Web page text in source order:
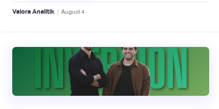
Valora Analitik | August4